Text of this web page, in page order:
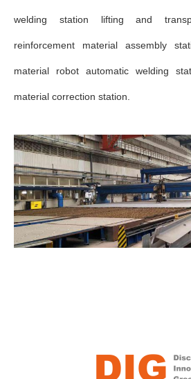
welding station lifting and
reinforcement material assembly
material robot automatic welding
material correction station.